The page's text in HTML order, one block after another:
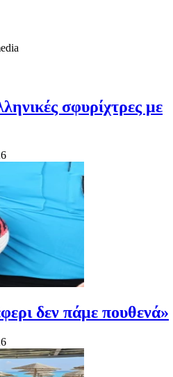
σφυρίχτρες με
δεν πάμε πουθενά»